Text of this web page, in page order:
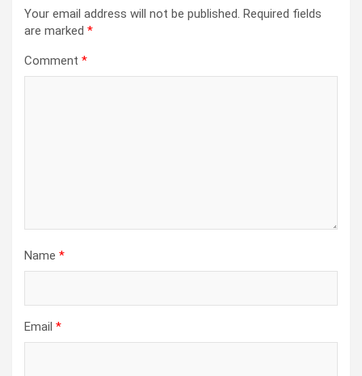
Your email address will not be published. Required fields
are marked *
Comment *
Name *
Email *